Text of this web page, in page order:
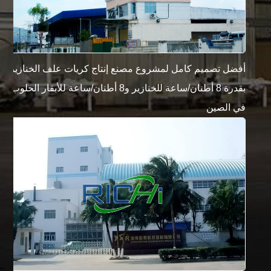
أفضل تصميم كامل لمشروع مصنع إنتاج كريات علف الخنازير
بقدرة 8 أطنان/ساعة للخنازير و8 أطنان/ساعة للأبقار الحلوب
في الصين